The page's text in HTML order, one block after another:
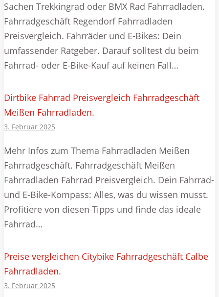
Sachen Trekkingrad oder BMX Rad Fahrradladen.
Fahrradgeschäft Regendorf Fahrradladen
Preisvergleich. Fahrräder und E-Bikes: Dein
umfassender Ratgeber. Darauf solltest du beim
Fahrrad- oder E-Bike-Kauf auf keinen Fall…
Dirtbike Fahrrad Preisvergleich Fahrradgeschäft
Meißen Fahrradladen.
3. Februar 2025
Mehr Infos zum Thema Fahrradladen Meißen
Fahrradgeschäft. Fahrradgeschäft Meißen
Fahrradladen Fahrrad Preisvergleich. Dein Fahrrad-
und E-Bike-Kompass: Alles, was du wissen musst.
Profitiere von diesen Tipps und finde das ideale
Fahrrad…
Preise vergleichen Citybike Fahrradgeschäft Calbe
Fahrradladen.
3. Februar 2025